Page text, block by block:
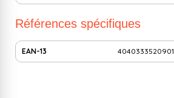
Références spécifiques
EAN-13 4040333520901